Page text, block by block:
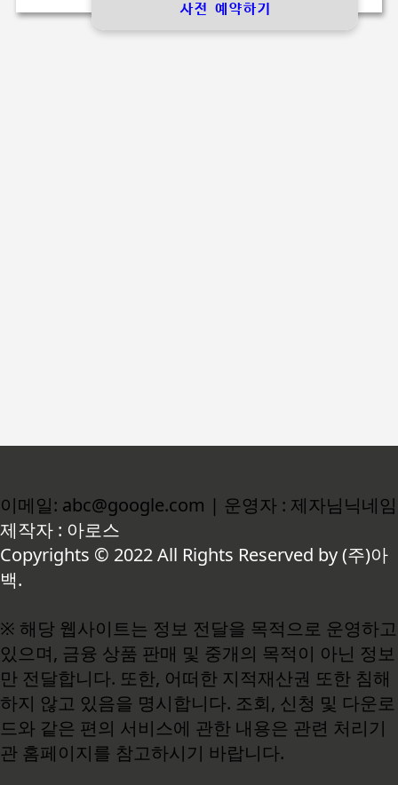
사전 예약하기
이메일: abc@google.com | 운영자 : 제자님닉네임
제작자 : 아로스
Copyrights © 2022 All Rights Reserved by (주)아
백.
※ 해당 웹사이트는 정보 전달을 목적으로 운영하고
있으며, 금융 상품 판매 및 중개의 목적이 아닌 정보
만 전달합니다. 또한, 어떠한 지적재산권 또한 침해
하지 않고 있음을 명시합니다. 조회, 신청 및 다운로
드와 같은 편의 서비스에 관한 내용은 관련 처리기
관 홈페이지를 참고하시기 바랍니다.